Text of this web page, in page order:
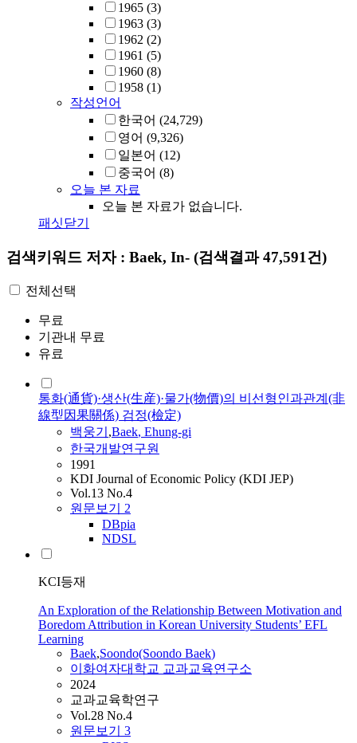
1965 (3)
1963 (3)
1962 (2)
1961 (5)
1960 (8)
1958 (1)
작성언어
한국어 (24,729)
영어 (9,326)
일본어 (12)
중국어 (8)
오늘 본 자료
오늘 본 자료가 없습니다.
패싯닫기
검색키워드 저자 : Baek, In‐ (검색결과 47,591건)
전체선택
무료
기관내 무료
유료
통화(通貨)·생산(生産)·물가(物價)의 비선형인과관계(非
線型因果關係) 검정(檢定)
백웅기 ,Baek, Ehung-gi
한국개발연구원
1991
KDI Journal of Economic Policy (KDI JEP)
Vol.13 No.4
원문보기 2
DBpia
NDSL
KCI등재
An Exploration of the Relationship Between Motivation and
Boredom Attribution in Korean University Students’ EFL
Learning
Baek,Soondo(Soondo Baek)
이화여자대학교 교과교육연구소
2024
교과교육학연구
Vol.28 No.4
원문보기 3